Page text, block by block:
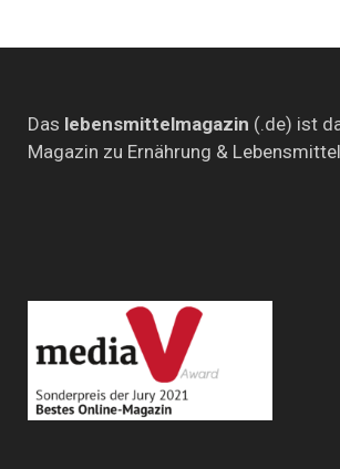
Das lebensmittelmagazin (.de) ist
Magazin zu Ernährung &